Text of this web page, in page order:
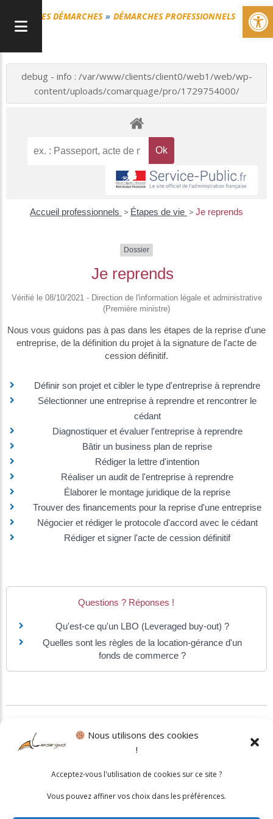
Nous utilisons des cookies
!
Acceptez-vous l'utilisation de cookies sur ce site ?
Vous pouvez affiner vos choix dans les préférences.
MES DÉMARCHES DÉMARCHES PROFESSIONNELS
debug - info : /var/www/clients/client0/web1/web/wp-
content/uploads/comarquage/pro/1729754000/
Accueil professionnels > Étapes de vie > Je reprends
Dossier
Je reprends
Vérifié le 08/10/2021 - Direction de l'information légale et administrative
(Première ministre)
Nous vous guidons pas à pas dans les étapes de la reprise d'une
entreprise, de la définition du projet à la signature de l'acte de
cession définitif.
Définir son projet et cibler le type d'entreprise à reprendre
Sélectionner une entreprise à reprendre et rencontrer le
cédant
Diagnostiquer et évaluer l'entreprise à reprendre
Bâtir un business plan de reprise
Rédiger la lettre d'intention
Réaliser un audit de l'entreprise à reprendre
Élaborer le montage juridique de la reprise
Trouver des financements pour la reprise d'une entreprise
Négocier et rédiger le protocole d'accord avec le cédant
Rédiger et signer l'acte de cession définitif
Questions ? Réponses !
Qu'est-ce qu'un LBO (Leveraged buy-out) ?
Quelles sont les règles de la location-gérance d'un
fonds de commerce ?
Politique cookies•Mentions légales